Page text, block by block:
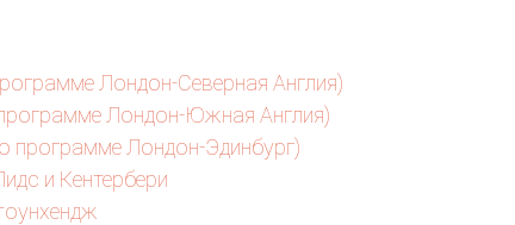
Лондон-Северная Англия)
Лондон-Южная Англия)
программе Лондон-Эдинбург)
и Кентербери